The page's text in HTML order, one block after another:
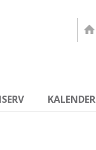
KALENDER